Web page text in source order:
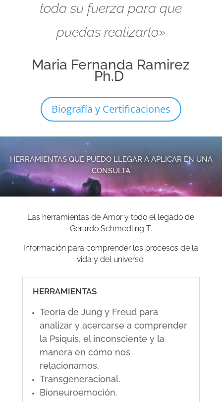
toda su fuerza para que
puedas realizarlo»
Maria Fernanda Ramirez
Ph.D
Biografía y Certificaciones
HERRAMIENTAS QUE PUEDO LLEGAR A APLICAR EN UNA
CONSULTA
Las herramientas de Amor y todo el legado de
Gerardo Schmedling T.
Información para comprender los procesos de la
vida y del universo.
HERRAMIENTAS
Teoría de Jung y Freud para
analizar y acercarse a comprender
la Psiquis, el inconsciente y la
manera en cómo nos
relacionamos.
Transgeneracional.
Bioneuroemoción.